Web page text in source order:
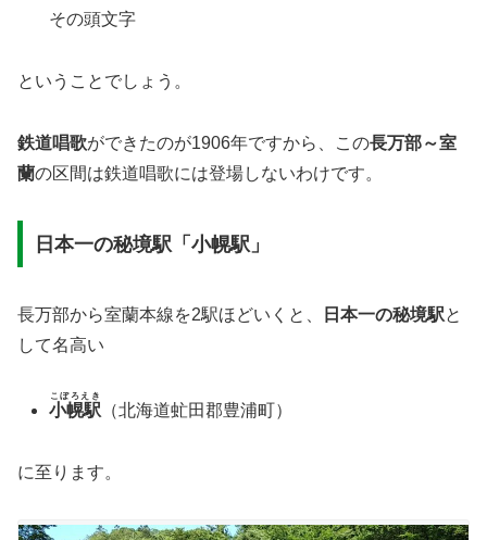
その頭文字
ということでしょう。
鉄道唱歌ができたのが1906年ですから、この長万部～室
蘭の区間は鉄道唱歌には登場しないわけです。
日本一の秘境駅「小幌駅」
長万部から室蘭本線を2駅ほどいくと、 日本一の秘境駅と
して名高い
小幌駅
こぼろえき
（北海道虻田郡豊浦町）
に至ります。